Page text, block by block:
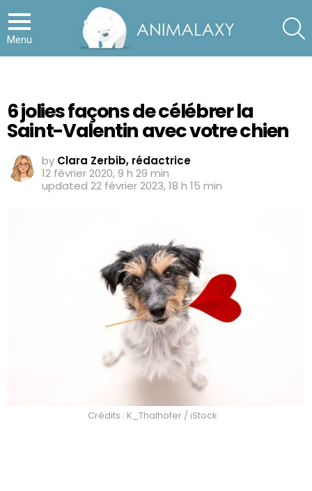
Menu
6 jolies façons de célébrer la
Saint-Valentin avec votre chien
by Clara Zerbib, rédactrice
12 février 2020, 9 h 29 min
updated 22 février 2023, 18 h 15 min
Crédits : K_Thalhofer / iStock